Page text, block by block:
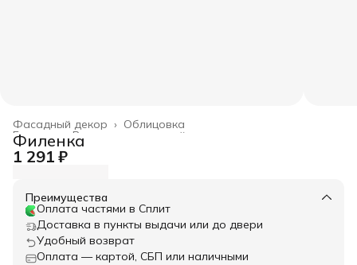
Облицовка
Фасадный декор ›
Весь архитектурный декор
Главная ›
Филенка
1 291 ₽
Преимущества
Оплата частями в Сплит
Доставка в пункты выдачи или до двери
Удобный возврат
Оплата — картой, СБП или наличными